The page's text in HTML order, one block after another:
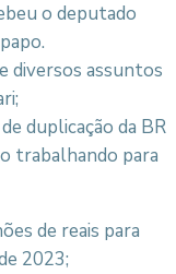
o deputado
diversos assuntos
duplicação da BR
trabalhando para
de reais para
2023;